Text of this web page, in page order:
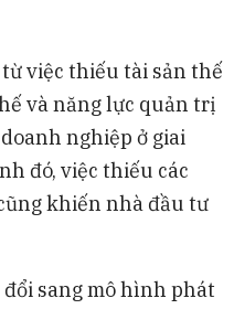
việc thiếu tài sản thế
và năng lực quản trị
nghiệp ở giai
đó, việc thiếu các
khiến nhà đầu tư
sang mô hình phát